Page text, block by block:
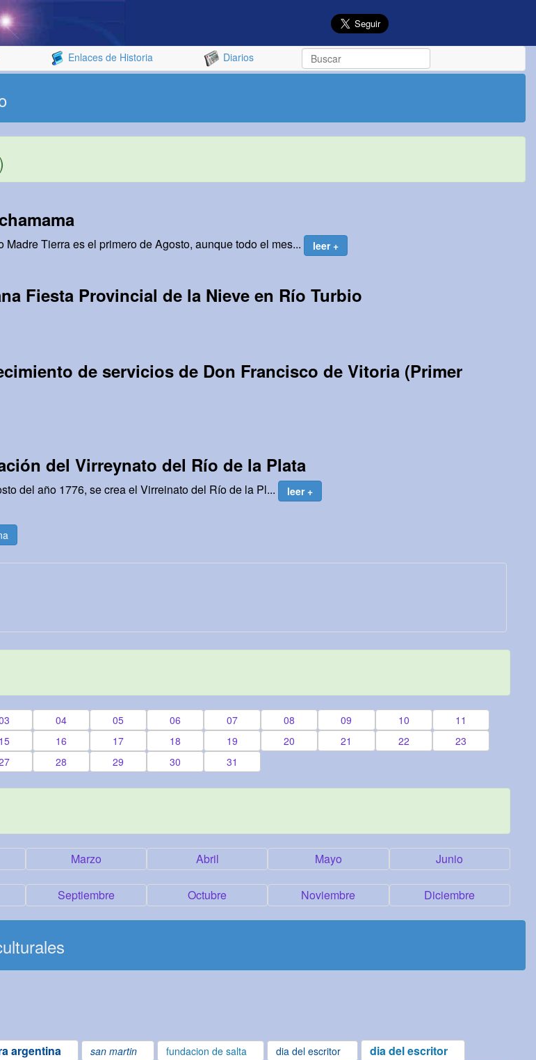
Enlaces de Historia Diarios
Tierra es el primero de Agosto, aunque todo el mes... leer +
Fiesta Provincial de la Nieve en Río Turbio
de servicios de Don Francisco de Vitoria (Primer
del Virreynato del Río de la Plata
del año 1776, se crea el Virreinato del Río de la Pl... leer +
04 05 06 07 08 09 10
11
15 16 17 18 19 20 21 22
23
28 29 30 31
Marzo Abril Mayo Junio
Septiembre Octubre Noviembre Diciembre
argentina san martin fundacion de salta dia del escritor dia del escritor